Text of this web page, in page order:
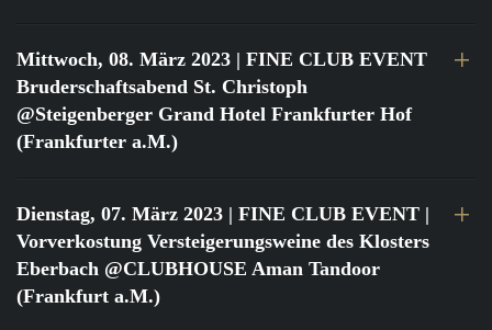
Mittwoch, 08. März 2023 | FINE CLUB EVENT
Bruderschaftsabend St. Christoph
@Steigenberger Grand Hotel Frankfurter Hof
(Frankfurter a.M.)
Dienstag, 07. März 2023 | FINE CLUB EVENT |
Vorverkostung Versteigerungsweine des Klosters
Eberbach @CLUBHOUSE Aman Tandoor
(Frankfurt a.M.)